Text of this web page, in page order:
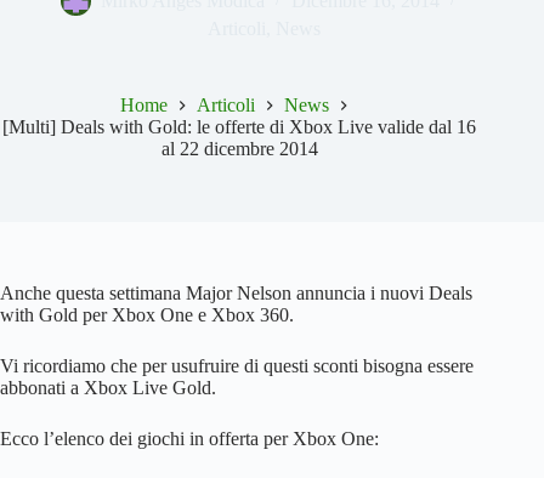
Home Articoli
News
[Multi] Deals with Gold: le offerte di Xbox Live valide dal 16
al 22 dicembre 2014
Anche questa settimana Major Nelson annuncia i nuovi Deals
with Gold per Xbox One e Xbox 360.
Vi ricordiamo che per usufruire di questi sconti bisogna essere
abbonati a Xbox Live Gold.
Ecco l’elenco dei giochi in offerta per Xbox One: